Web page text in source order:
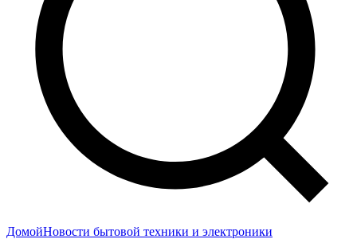
ДомойНовости бытовой техники и электроники